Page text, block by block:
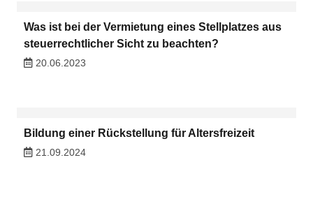
Was ist bei der Vermietung eines Stellplatzes aus
steuerrechtlicher Sicht zu beachten?
20.06.2023
Bildung einer Rückstellung für Altersfreizeit
21.09.2024